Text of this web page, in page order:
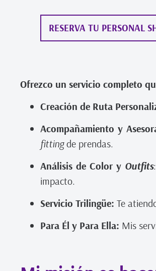
RESERVA TU PERSONAL
Ofrezco un servicio completo
Creación de Ruta
Acompañamiento y
fittingde prendas.
Análisis de Color y Outfits
impacto.
Servicio Trilingüe: Te
Para Él y Para Ella: Mis